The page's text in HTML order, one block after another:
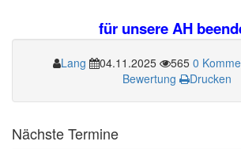
für unsere AH
Lang 04.11.2025 565 0
Bewertung
Drucken
Nächste Termine